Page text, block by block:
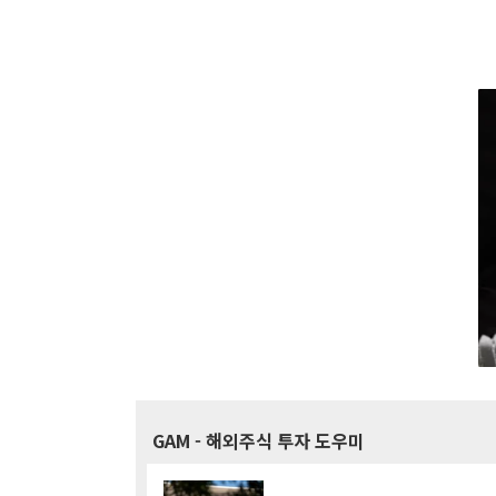
GAM - 해외주식 투자 도우미